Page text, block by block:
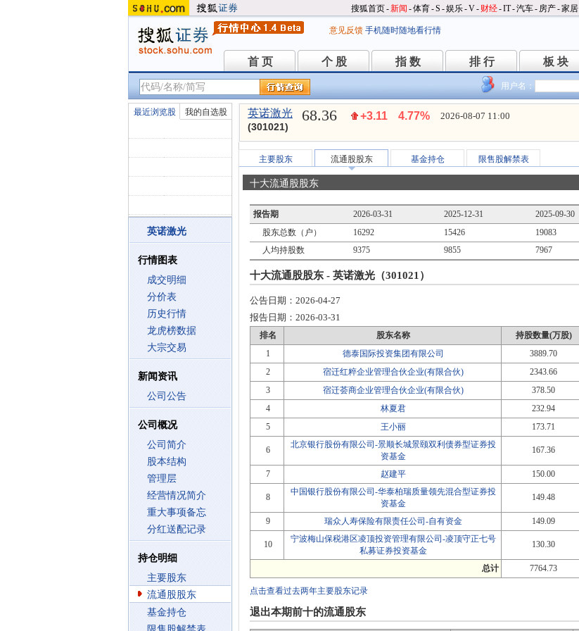
搜狐首页-新闻 -体育-S -娱乐-V- 财经-IT-汽车- 房产-家居
意见反馈 手机随时随地看行情
首 页
首 页 个 股
个 股 指 数
指 数 排 行
排 行 板 块
板 块
用户名：
最近浏览股 我的自选股
英诺激光
行情图表
成交明细
分价表
历史行情
龙虎榜数据
大宗交易
新闻资讯
公司公告
公司概况
公司简介
股本结构
管理层
经营情况简介
重大事项备忘
分红送配记录
持仓明细
主要股东
流通股股东
基金持仓
英诺激光
(301021)
68.36 +3.11 4.77% 2026-08-07 11:00
主要股东 流通股股东 基金持仓 限售股解禁表
十大流通股股东
报告期 2026-03-31 2025-12-31 2025-09-30
股东总数（户）
16292 15426 19083
人均持股数
9375 9855 7967
十大流通股股东 - 英诺激光（301021）
公告日期： 2026-04-27
报告日期： 2026-03-31
排名 股东名称 持股数量(万股)
1
德泰国际投资集团有限公司 3889.70
2
宿迁红粹企业管理合伙企业(有限合伙) 2343.66
3
宿迁荟商企业管理合伙企业(有限合伙) 378.50
4
林夏君 232.94
5
王小丽 173.71
6
北京银行股份有限公司-景顺长城景颐双利债券型证券投
资基金
167.36
7 赵建平 150.00
8
中国银行股份有限公司-华泰柏瑞质量领先混合型证券投
资基金
149.48
9 瑞众人寿保险有限责任公司-自有资金 149.09
10
宁波梅山保税港区凌顶投资管理有限公司-凌顶守正七号
私募证券投资基金
130.30
总计 7764.73
点击查看过去两年主要股东记录
退出本期前十的流通股东